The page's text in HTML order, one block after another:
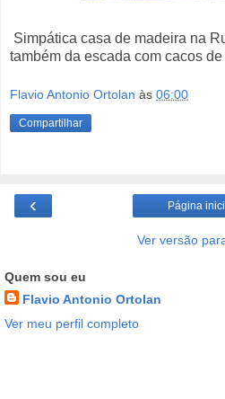
Simpática casa de madeira na
também da escada com cacos
Flavio Antonio Ortolan às 06:00
Compartilhar
‹ Página
Ver versão
Quem sou eu
Flavio Antonio Ortolan
Ver meu perfil completo